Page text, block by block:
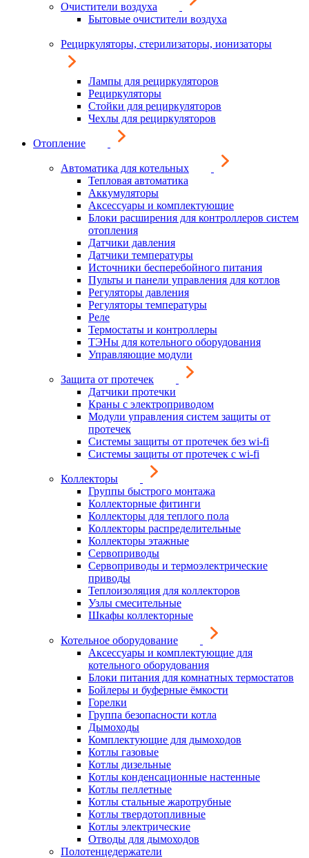
Очистители воздуха
Бытовые очистители воздуха
Рециркуляторы, стерилизаторы, ионизаторы
Лампы для рециркуляторов
Рециркуляторы
Стойки для рециркуляторов
Чехлы для рециркуляторов
Отопление
Автоматика для котельных
Тепловая автоматика
Аккумуляторы
Аксессуары и комплектующие
Блоки расширения для контроллеров систем
отопления
Датчики давления
Датчики температуры
Источники бесперебойного питания
Пульты и панели управления для котлов
Регуляторы давления
Регуляторы температуры
Реле
Термостаты и контроллеры
ТЭНы для котельного оборудования
Управляющие модули
Защита от протечек
Датчики протечки
Краны с электроприводом
Модули управления систем защиты от
протечек
Системы защиты от протечек без wi-fi
Системы защиты от протечек с wi-fi
Коллекторы
Группы быстрого монтажа
Коллекторные фитинги
Коллекторы для теплого пола
Коллекторы распределительные
Коллекторы этажные
Сервоприводы
Сервоприводы и термоэлектрические
приводы
Теплоизоляция для коллекторов
Узлы смесительные
Шкафы коллекторные
Котельное оборудование
Аксессуары и комплектующие для
котельного оборудования
Блоки питания для комнатных термостатов
Бойлеры и буферные ёмкости
Горелки
Группа безопасности котла
Дымоходы
Комплектующие для дымоходов
Котлы газовые
Котлы дизельные
Котлы конденсационные настенные
Котлы пеллетные
Котлы стальные жаротрубные
Котлы твердотопливные
Котлы электрические
Отводы для дымоходов
Полотенцедержатели